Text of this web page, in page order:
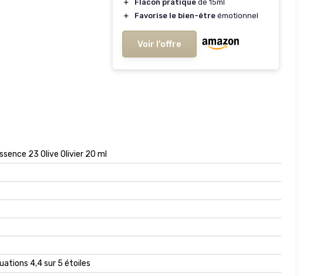
＋
Flacon pratique de 15ml
＋
Favorise le bien-être émotionnel
Voir l'offre
23 Olive Olivier 20 ml
4,4 sur 5 étoiles